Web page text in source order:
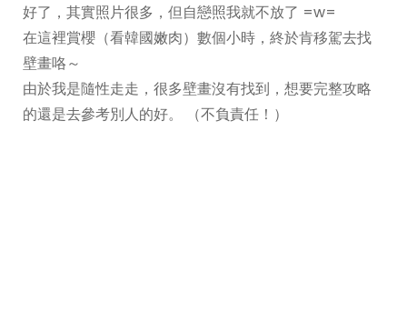
好了，其實照片很多，但自戀照我就不放了 =w=
在這裡賞櫻（看韓國嫩肉）數個小時，終於肯移駕去找
壁畫咯～
由於我是隨性走走，很多壁畫沒有找到，想要完整攻略
的還是去參考別人的好。 （不負責任！）